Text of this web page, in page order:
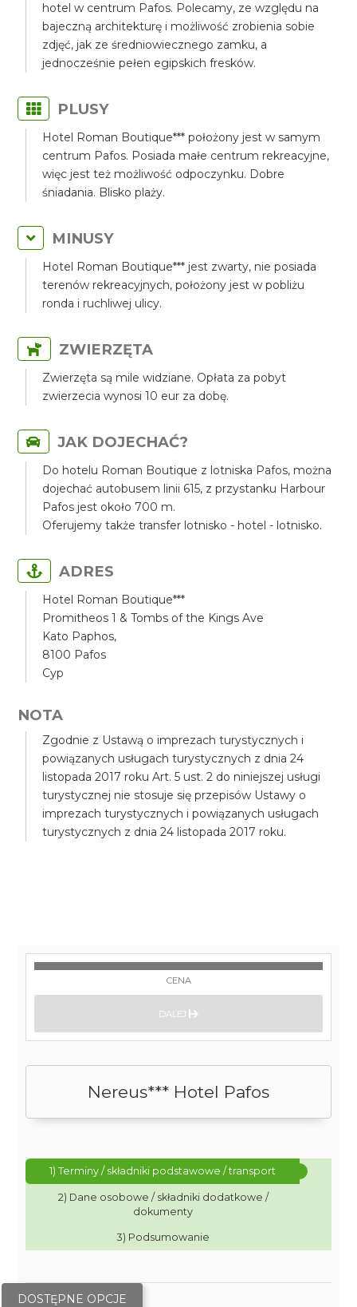
hotel w centrum Pafos. Polecamy, ze względu na
bajeczną architekturę i możliwość zrobienia sobie
zdjęć, jak ze średniowiecznego zamku, a
jednocześnie pełen egipskich fresków.
PLUSY
Hotel Roman Boutique*** położony jest w samym
centrum Pafos. Posiada małe centrum rekreacyjne,
więc jest też możliwość odpoczynku. Dobre
śniadania. Blisko plaży.
MINUSY
Hotel Roman Boutique*** jest zwarty, nie posiada
terenów rekreacyjnych, położony jest w pobliżu
ronda i ruchliwej ulicy.
ZWIERZĘTA
Zwierzęta są mile widziane. Opłata za pobyt
zwierzecia wynosi 10 eur za dobę.
JAK DOJECHAĆ?
Do hotelu Roman Boutique z lotniska Pafos, można
dojechać autobusem linii 615, z przystanku Harbour
Pafos jest około 700 m.
Oferujemy także transfer lotnisko - hotel - lotnisko.
ADRES
Hotel Roman Boutique***
Promitheos 1 & Tombs of the Kings Ave
Kato Paphos,
8100 Pafos
Cyp
NOTA
Zgodnie z Ustawą o imprezach turystycznych i
powiązanych usługach turystycznych z dnia 24
listopada 2017 roku Art. 5 ust. 2 do niniejszej usługi
turystycznej nie stosuje się przepisów Ustawy o
imprezach turystycznych i powiązanych usługach
turystycznych z dnia 24 listopada 2017 roku.
Nereus*** Hotel Pafos
1) Terminy / składniki podstawowe / transport
2) Dane osobowe / składniki dodatkowe /
dokumenty
3) Podsumowanie
DOSTĘPNE OPCJE
CENA
DALEJ